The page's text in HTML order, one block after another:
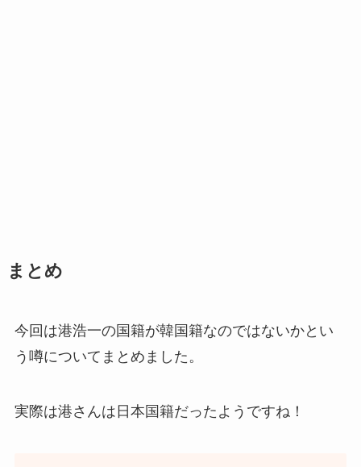
まとめ
今回は港浩一の国籍が韓国籍なのではないかとい
う噂についてまとめました。
実際は港さんは日本国籍だったようですね！